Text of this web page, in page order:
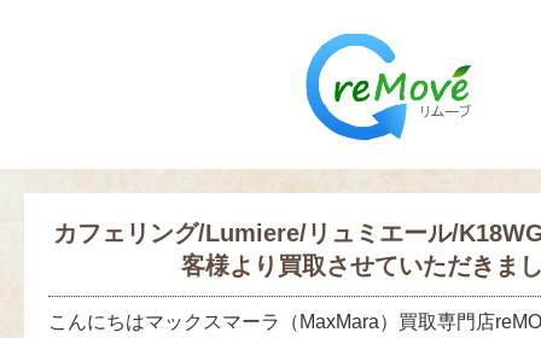
カフェリング/Lumiere/リュミエール/
客様より買取させていただきま
こんにちはマックスマーラ（MaxMara）買取専門店